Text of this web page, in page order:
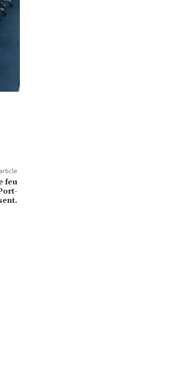
feu